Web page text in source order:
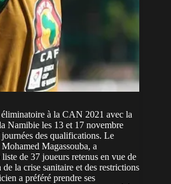
à la CAN 2021 avec la
Namibie les 13 et 17 novembre
journées des qualifications. Le
Magassouba, a
de 37 joueurs retenus en vue de
la crise sanitaire et des restrictions
a préféré prendre ses